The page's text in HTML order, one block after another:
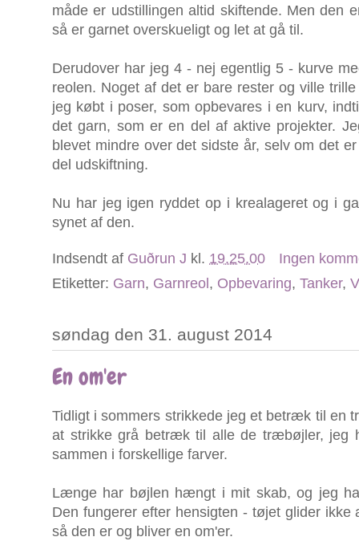
måde er udstillingen altid skiftende. Men den
så er garnet overskueligt og let at gå til.
Derudover har jeg 4 - nej egentlig 5 - kurve
reolen. Noget af det er bare rester og ville
jeg købt i poser, som opbevares i en kurv,
det garn, som er en del af aktive projekter.
blevet mindre over det sidste år, selv om det
del udskiftning.
Nu har jeg igen ryddet op i krealageret og i
synet af den.
Indsendt af Guðrun J kl. 19.25.00
Ingen
Etiketter: Garn, Garnreol, Opbevaring, Tanker,
søndag den 31. august 2014
En om'er
Tidligt i sommers strikkede jeg et betræk til en
at strikke grå betræk til alle de træbøjler, jeg
sammen i forskellige farver.
Længe har bøjlen hængt i mit skab, og jeg
Den fungerer efter hensigten - tøjet glider
så den er og bliver en om'er.